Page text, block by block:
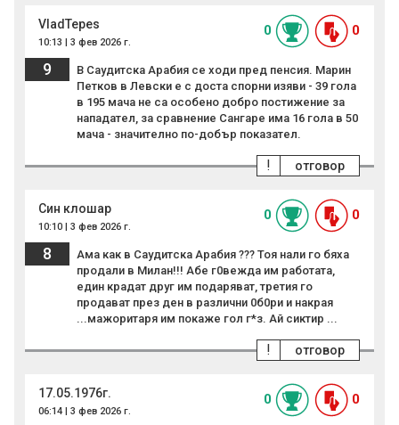
VladTepes
10:13 | 3 фев 2026 г.
0 0
9
В Саудитска Арабия се ходи пред пенсия. Марин
Петков в Левски е с доста спорни изяви - 39 гола
в 195 мача не са особено добро постижение за
нападател, за сравнение Сангаре има 16 гола в 50
мача - значително по-добър показател.
отговор
!
Син клошар
10:10 | 3 фев 2026 г.
0 0
8
Ама как в Саудитска Арабия ??? Тоя нали го бяха
продали в Милан!!! Абе г0вежда им работата,
един крадат друг им подаряват, третия го
продават през ден в различни 0б0ри и накрая
...мажоритаря им покаже гол г*з. Ай сиктир ...
отговор
!
17.05.1976г.
06:14 | 3 фев 2026 г.
0 0